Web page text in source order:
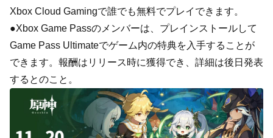
Xbox Cloud Gamingで誰でも無料でプレイできます。
●Xbox Game Passのメンバーは、プレインストールして
Game Pass Ultimateでゲーム内の特典を入手することが
できます。報酬はリリース時に獲得でき、詳細は後日発表
するとのこと。